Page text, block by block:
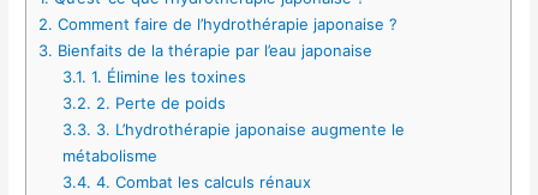
2. Comment faire de l’hydrothérapie japonaise ?
3. Bienfaits de la thérapie par l’eau japonaise
3.1. 1. Élimine les toxines
3.2. 2. Perte de poids
3.3. 3. L’hydrothérapie japonaise augmente le
métabolisme
3.4. 4. Combat les calculs rénaux